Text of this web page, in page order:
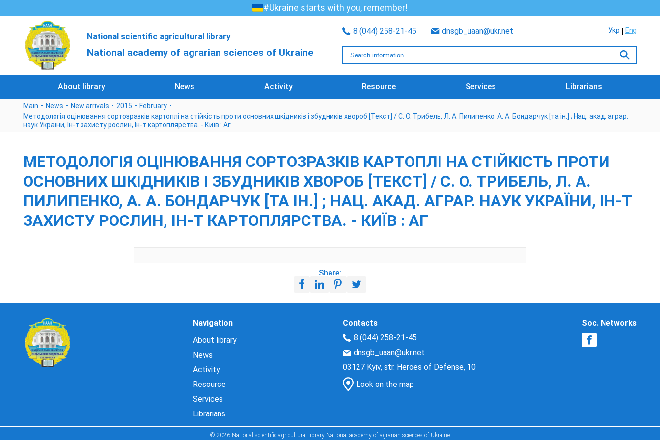
#Ukraine starts with you, remember!
National scientific agricultural library
National academy of agrarian sciences of Ukraine
8 (044) 258-21-45 dnsgb_uaan@ukr.net Укр Eng
About library News Activity Resource Services Librarians
Main News New arrivals 2015
February
Методологія оцінювання сортозразків картоплі на стійкість проти основних шкідників і збудників хвороб [Текст] / С. О. Трибель, Л. А. Пилипенко, А. А. Бондарчук [та ін.] ; Нац. акад. аграр.
наук України, Ін-т захисту рослин, Ін-т картоплярства. - Київ : Аг
МЕТОДОЛОГІЯ ОЦІНЮВАННЯ СОРТОЗРАЗКІВ КАРТОПЛІ НА СТІЙКІСТЬ ПРОТИ
ОСНОВНИХ ШКІДНИКІВ І ЗБУДНИКІВ ХВОРОБ [ТЕКСТ] / С. О. ТРИБЕЛЬ, Л. А.
ПИЛИПЕНКО, А. А. БОНДАРЧУК [ТА ІН.] ; НАЦ. АКАД. АГРАР. НАУК УКРАЇНИ, ІН-Т
ЗАХИСТУ РОСЛИН, ІН-Т КАРТОПЛЯРСТВА. - КИЇВ : АГ
Share:
Navigation
About library
News
Activity
Resource
Services
Librarians
Contacts
8 (044) 258-21-45
dnsgb_uaan@ukr.net
03127 Kyiv, str. Heroes of Defense, 10
Look on the map
Soc. Networks
© 2026 National scientific agricultural library National academy of agrarian sciences of Ukraine